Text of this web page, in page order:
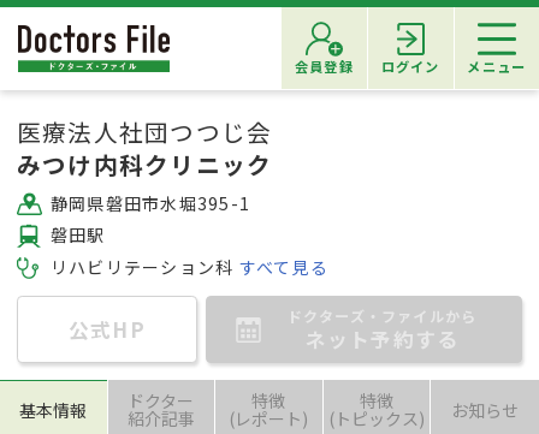
会員登録 ログイン メニュー
医療法人社団つつじ会
みつけ内科クリニック
静岡県磐田市水堀395-1
磐田駅
リハビリテーション科 すべて見る
公式HP ドクターズ・ファイルから
ネット予約する
基本情報 ドクター
紹介記事
特徴
(レポート)
特徴
(トピックス) お知らせ